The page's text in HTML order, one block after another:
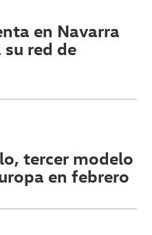
en Navarra
su red de
tercer modelo
en febrero